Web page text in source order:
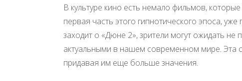
В культуре кино есть немало фильмов,
первая часть этого гипнотического эпоса,
заходит о «Дюне 2», зрители могут ожидать
актуальными в нашем современном мире. Эта
придавая им еще больше значения.